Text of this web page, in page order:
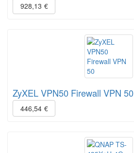
928,13 €
ZyXEL VPN50 Firewall VPN 50
446,54 €